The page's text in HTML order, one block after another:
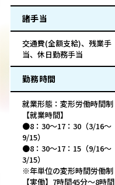
諸手当
交通費(全額支給)、残業手
当、休日勤務手当
勤務時間
就業形態：変形労働時間制
【就業時間】
●8：30～17：30（3/16～
9/15）
●8：30～17：15（9/16～
3/15）
※年単位の変形時間労働制
【実働】7時間45分～8時間